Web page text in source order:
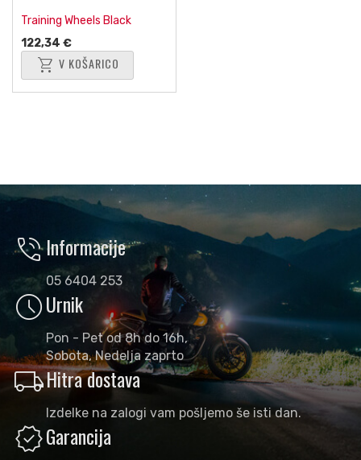
Training Wheels Black
122,34 €
shopping_cart V KOŠARICO
phone_in_talkInformacije
05 6404 253
scheduleUrnik
Pon - Pet od 8h do 16h,
Sobota, Nedelja zaprto
local_shippingHitra dostava
Izdelke na zalogi vam pošljemo še isti dan.
verifiedGarancija